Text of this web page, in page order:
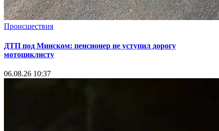
Происшествия
ДТП под Минском: пенсионер не уступил дорогу
мотоциклисту
06.08.26 10:37